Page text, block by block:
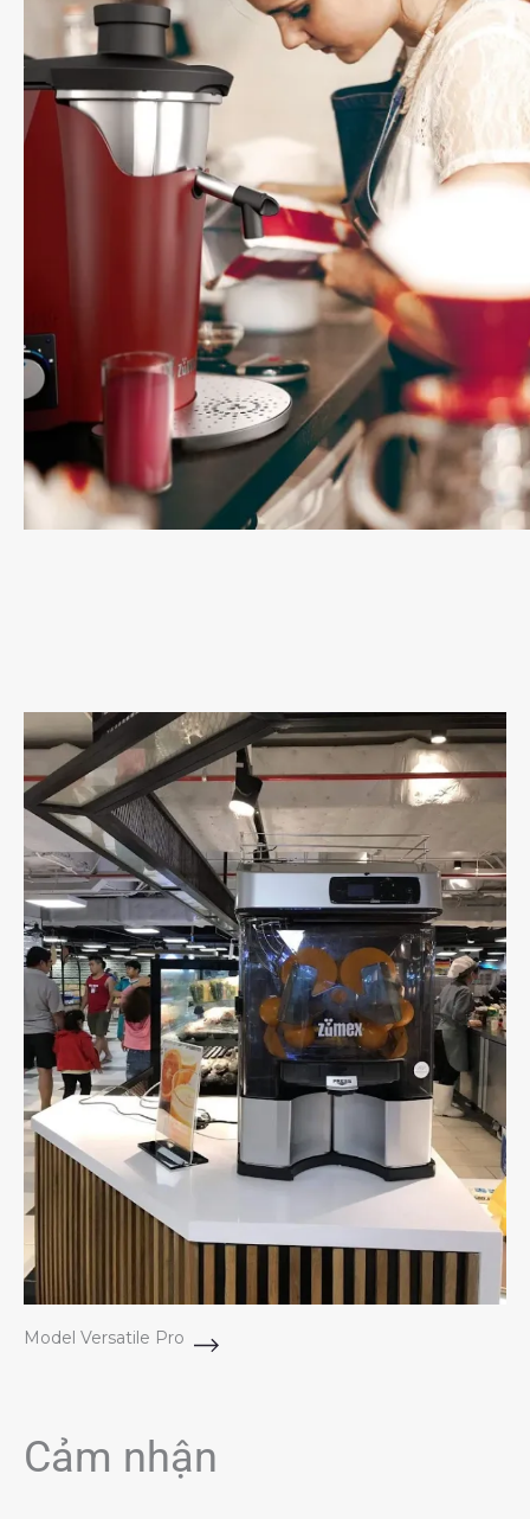
Model Versatile Pro
Cảm nhận